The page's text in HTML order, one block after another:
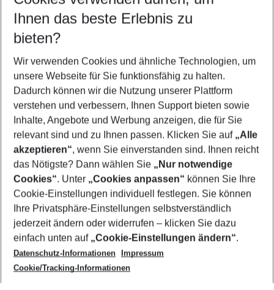
Reisezeitraum wählen
10.08.26– 08.08.27 5-8 Nächte
2 Erwachsene Keine Kinder
Mehr Filter anzeigen
Footer
Footer navigation
Über uns
AGB
Cookie-Einstellungen ändern
Cookie-Richtlinie
Datenschutz
Service & Hilfe
Barrierefreies Reisen
Check-in
Folgen Sie uns
Ihnen das beste Erlebnis zu
bieten?
Wir verwenden Cookies und ähnliche Technologien, um
unsere Webseite für Sie funktionsfähig zu halten.
Dadurch können wir die Nutzung unserer Plattform
verstehen und verbessern, Ihnen Support bieten sowie
Inhalte, Angebote und Werbung anzeigen, die für Sie
relevant sind und zu Ihnen passen. Klicken Sie auf „Alle
akzeptieren“, wenn Sie einverstanden sind. Ihnen reicht
das Nötigste? Dann wählen Sie „Nur notwendige
Cookies“. Unter „Cookies anpassen“ können Sie Ihre
Cookie-Einstellungen individuell festlegen. Sie können
Ihre Privatsphäre-Einstellungen selbstverständlich
jederzeit ändern oder widerrufen – klicken Sie dazu
einfach unten auf „Cookie-Einstellungen ändern“.
Datenschutz-Informationen
Impressum
Cookie/Tracking-Informationen